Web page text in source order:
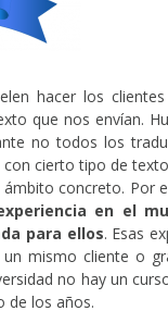
hacer los
que nos envían.
no todos los
cierto tipo de
concreto. Por
en el
para ellos. Esas
mismo cliente o
no hay un
de los años.